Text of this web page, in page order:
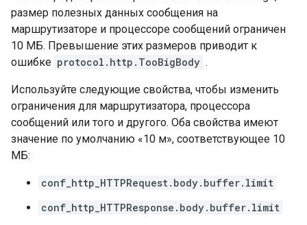
размер полезных данных сообщения на
маршрутизаторе и процессоре сообщений ограничен
10 МБ. Превышение этих размеров приводит к
ошибке protocol.http.TooBigBody .
Используйте следующие свойства, чтобы изменить
ограничения для маршрутизатора, процессора
сообщений или того и другого. Оба свойства имеют
значение по умолчанию «10 м», соответствующее 10
МБ:
conf_http_HTTPRequest.body.buffer.limit
conf_http_HTTPResponse.body.buffer.limit